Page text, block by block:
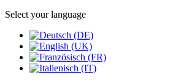
Select your language